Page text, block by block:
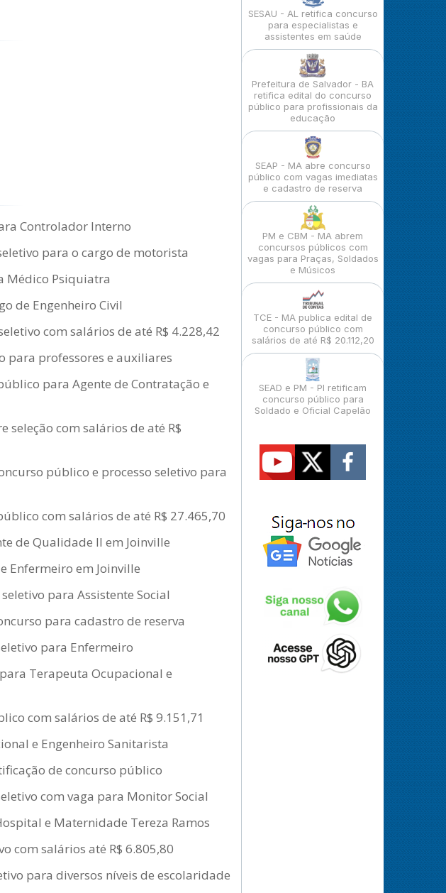
Controlador Interno
para o cargo de motorista
Médico Psiquiatra
de Engenheiro Civil
com salários de até R$ 4.228,42
para professores e auxiliares
para Agente de Contratação e
seleção com salários de até R$
público e processo seletivo para
com salários de até R$ 27.465,70
de Qualidade II em Joinville
Enfermeiro em Joinville
para Assistente Social
para cadastro de reserva
para Enfermeiro
Terapeuta Ocupacional e
com salários de até R$ 9.151,71
e Engenheiro Sanitarista
de concurso público
com vaga para Monitor Social
e Maternidade Tereza Ramos
com salários até R$ 6.805,80
para diversos níveis de escolaridade
SESAU - AL retifica concurso
para especialistas e
assistentes em saúde
Prefeitura de Salvador - BA
retifica edital do concurso
público para profissionais da
educação
SEAP - MA abre concurso
público com vagas imediatas
e cadastro de reserva
PM e CBM - MA abrem
concursos públicos com
vagas para Praças, Soldados
e Músicos
TCE - MA publica edital de
concurso público com
salários de até R$ 20.112,20
SEAD e PM - PI retificam
concurso público para
Soldado e Oficial Capelão